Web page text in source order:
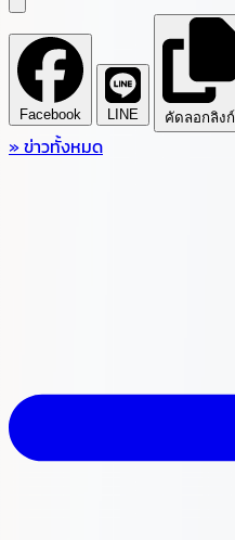
Facebook LINE คัดลอกลิงก์
»ข่าวทั้งหมด